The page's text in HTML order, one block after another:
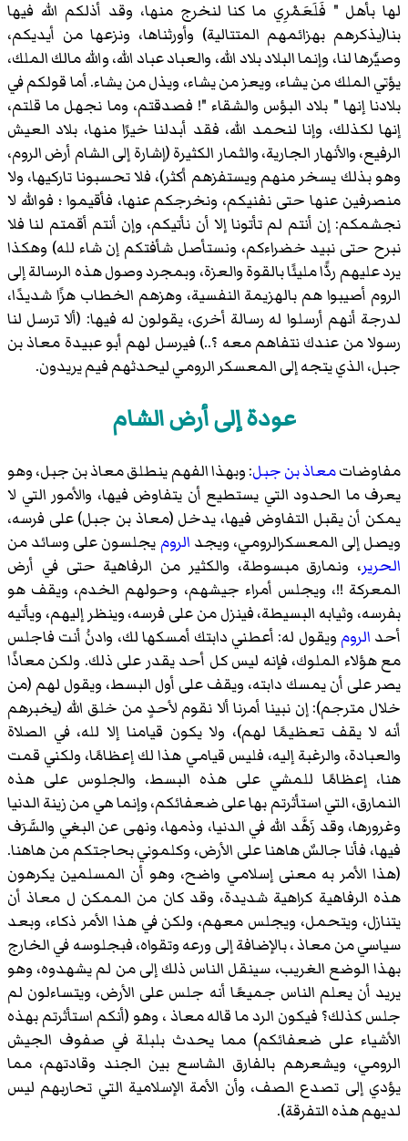
لها بأهل " فَلَعَمْرِي ما كنا لنخرج منها، وقد أذلكم الله فيها
بنا(يذكرهم بهزائمهم المتتالية) وأورثناها، ونزعها من أيديكم،
وصيَّرها لنا، وإنما البلاد بلاد الله، والعباد عباد الله، والله مالك الملك،
يؤتي الملك من يشاء، ويعز من يشاء، ويذل من يشاء. أما قولكم في
بلادنا إنها " بلاد البؤس والشقاء "! فصدقتم، وما نجهل ما قلتم،
إنها لكذلك، وإنا لنحمد الله، فقد أبدلنا خيرًا منها، بلاد العيش
الرفيع، والأنهار الجارية، والثمار الكثيرة (إشارة إلى الشام أرض الروم،
وهو بذلك يسخر منهم ويستفزهم أكثر)، فلا تحسبونا تاركيها، ولا
منصرفين عنها حتى نفنيكم، ونخرجكم عنها، فأقيموا ؛ فوالله لا
نجشمكم: إن أنتم لم تأتونا إلا أن نأتيكم، وإن أنتم أقمتم لنا فلا
نبرح حتى نبيد خضراءكم، ونستأصل شأفتكم إن شاء لله) وهكذا
يرد عليهم ردًّا مليئًا بالقوة والعزة، وبمجرد وصول هذه الرسالة إلى
الروم أصيبوا هم بالهزيمة النفسية، وهزهم الخطاب هزًا شديدًا،
لدرجة أنهم أرسلوا له رسالة أخرى، يقولون له فيها: (ألا ترسل لنا
رسولا من عندك نتفاهم معه ؟..) فيرسل لهم أبو عبيدة معاذ بن
جبل، الذي يتجه إلى المعسكر الرومي ليحدثهم فيم يريدون.
عودة إلى أرض الشام
مفاوضاتمعاذ بن جبل: وبهذا الفهم ينطلق معاذ بن جبل، وهو
يعرف ما الحدود التي يستطيع أن يتفاوض فيها، والأمور التي لا
يمكن أن يقبل التفاوض فيها، يدخل (معاذ بن جبل) على فرسه،
ويصل إلى المعسكرالرومي، ويجد الروم يجلسون على وسائد من
الحرير، ونمارق مبسوطة، والكثير من الرفاهية حتى في أرض
المعركة !!، ويجلس أمراء جيشهم، وحولهم الخدم، ويقف هو
بفرسه، وثيابه البسيطة، فينزل من على فرسه، وينظر إليهم، ويأتيه
أحد الروم ويقول له: أعطني دابتك أمسكها لك، وادنُ أنت فاجلس
مع هؤلاء الملوك، فإنه ليس كل أحد يقدر على ذلك. ولكن معاذًا
يصر على أن يمسك دابته، ويقف على أول البسط، ويقول لهم (من
خلال مترجم): إن نبينا أمرنا ألا نقوم لأحدٍ من خلق الله (يخبرهم
أنه لا يقف تعظيمًا لهم)، ولا يكون قيامنا إلا لله، في الصلاة
والعبادة، والرغبة إليه، فليس قيامي هذا لك إعظامًا، ولكني قمت
هنا، إعظامًا للمشي على هذه البسط، والجلوس على هذه
النمارق، التي استأثرتم بها على ضعفائكم، وإنما هي من زينة الدنيا
وغرورها، وقد زَهَّد الله في الدنيا، وذمها، ونهى عن البغي والسَّرَف
فيها، فأنا جالسٌ هاهنا على الأرض، وكلموني بحاجتكم من هاهنا.
(هذا الأمر به معنى إسلامي واضح، وهو أن المسلمين يكرهون
هذه الرفاهية كراهية شديدة، وقد كان من الممكن ل معاذ أن
يتنازل، ويتحمل، ويجلس معهم، ولكن في هذا الأمر ذكاء، وبعد
سياسي من معاذ ، بالإضافة إلى ورعه وتقواه، فبجلوسه في الخارج
بهذا الوضع الغريب، سينقل الناس ذلك إلى من لم يشهدوه، وهو
يريد أن يعلم الناس جميعًا أنه جلس على الأرض، ويتساءلون لم
جلس كذلك؟ فيكون الرد ما قاله معاذ ، وهو (أنكم استأثرتم بهذه
الأشياء على ضعفائكم) مما يحدث بلبلة في صفوف الجيش
الرومي، ويشعرهم بالفارق الشاسع بين الجند وقادتهم، مما
يؤدي إلى تصدع الصف، وأن الأمة الإسلامية التي تحاربهم ليس
لديهم هذه التفرقة).